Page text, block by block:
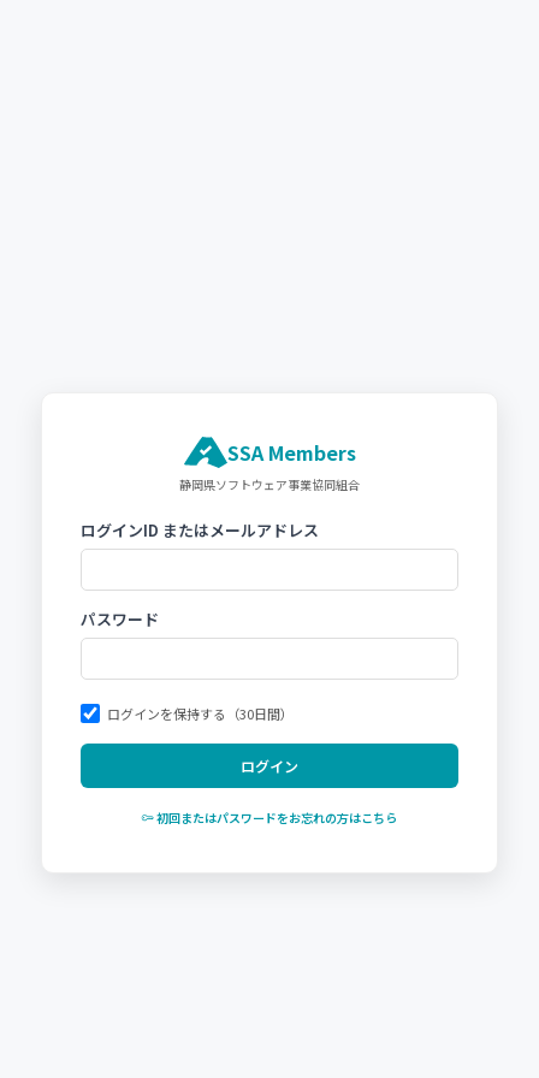
SSA Members
静岡県ソフトウェア事業協同組合
ログインID またはメールアドレス
パスワード
ログインを保持する（30日間）
ログイン
初回またはパスワードをお忘れの方はこちら